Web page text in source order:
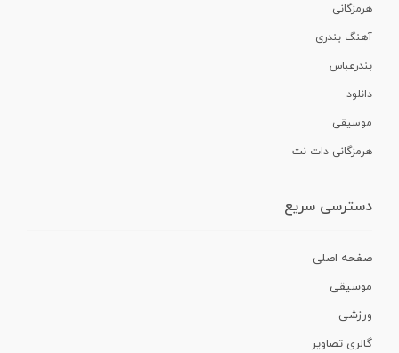
هرمزگانی
آهنگ بندری
بندرعباس
دانلود
موسیقی
هرمزگانی دات نت
دسترسی سریع
صفحه اصلی
موسیقی
ورزشی
گالری تصاویر